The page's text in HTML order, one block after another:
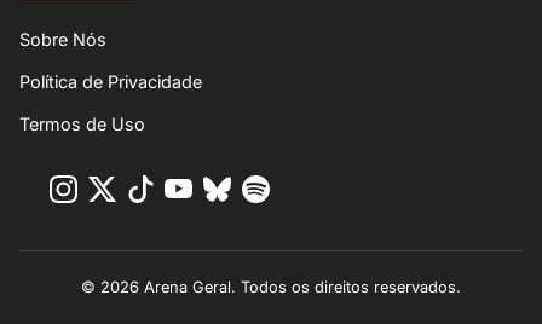
Sobre Nós
Política de Privacidade
Termos de Uso
© 2026 Arena Geral. Todos os direitos reservados.